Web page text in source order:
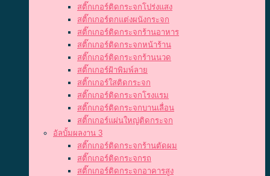
สติ๊กเกอร์ติดกระจกโปร่งแสง
สติ๊กเกอร์ตกแต่งผนังกระจก
สติ๊กเกอร์ติดกระจกร้านอาหาร
สติ๊กเกอร์ติดกระจกหน้าร้าน
สติ๊กเกอร์ติดกระจกร้านนวด
สติ๊กเกอร์ฝ้าพิมพ์ลาย
สติ๊กเกอร์ใสติดกระจก
สติ๊กเกอร์ติดกระจกโรงแรม
สติ๊กเกอร์ติดกระจกบานเลื่อน
สติ๊กเกอร์แผ่นใหญ่ติดกระจก
อัลบั้มผลงาน 3
สติ๊กเกอร์ติดกระจกร้านตัดผม
สติ๊กเกอร์ติดกระจกรถ
สติ๊กเกอร์ติดกระจกอาคารสูง